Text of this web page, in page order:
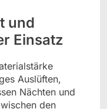
und
Einsatz
Auslüften,
Nächten und
den